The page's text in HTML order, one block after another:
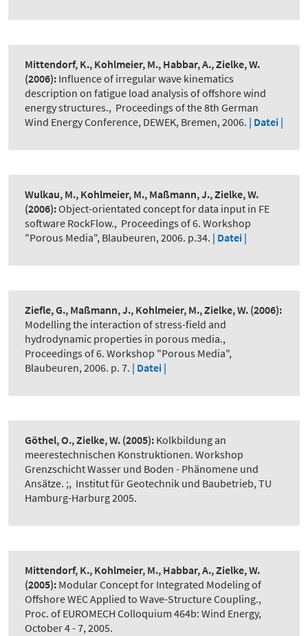
Mittendorf, K., Kohlmeier, M., Habbar, A., Zielke, W.
(2006): Influence of irregular wave kinematics
description on fatigue load analysis of offshore wind
energy structures., Proceedings of the 8th German
Wind Energy Conference, DEWEK, Bremen, 2006. | Datei |
Wulkau, M., Kohlmeier, M., Maßmann, J., Zielke, W.
(2006):Object-orientated concept for data input in FE
software RockFlow., Proceedings of 6. Workshop
"Porous Media", Blaubeuren, 2006. p.34. | Datei |
Ziefle, G., Maßmann, J., Kohlmeier, M., Zielke, W. (2006):
Modelling the interaction of stress-field and
hydrodynamic properties in porous media.,
Proceedings of 6. Workshop "Porous Media",
Blaubeuren, 2006. p. 7. | Datei |
Göthel, O., Zielke, W. (2005): Kolkbildung an
meerestechnischen Konstruktionen. Workshop
Grenzschicht Wasser und Boden - Phänomene und
Ansätze. ;, Institut für Geotechnik und Baubetrieb, TU
Hamburg-Harburg 2005.
Mittendorf, K., Kohlmeier, M., Habbar, A., Zielke, W.
(2005): Modular Concept for Integrated Modeling of
Offshore WEC Applied to Wave-Structure Coupling.,
Proc. of EUROMECH Colloquium 464b: Wind Energy,
October 4 - 7, 2005.